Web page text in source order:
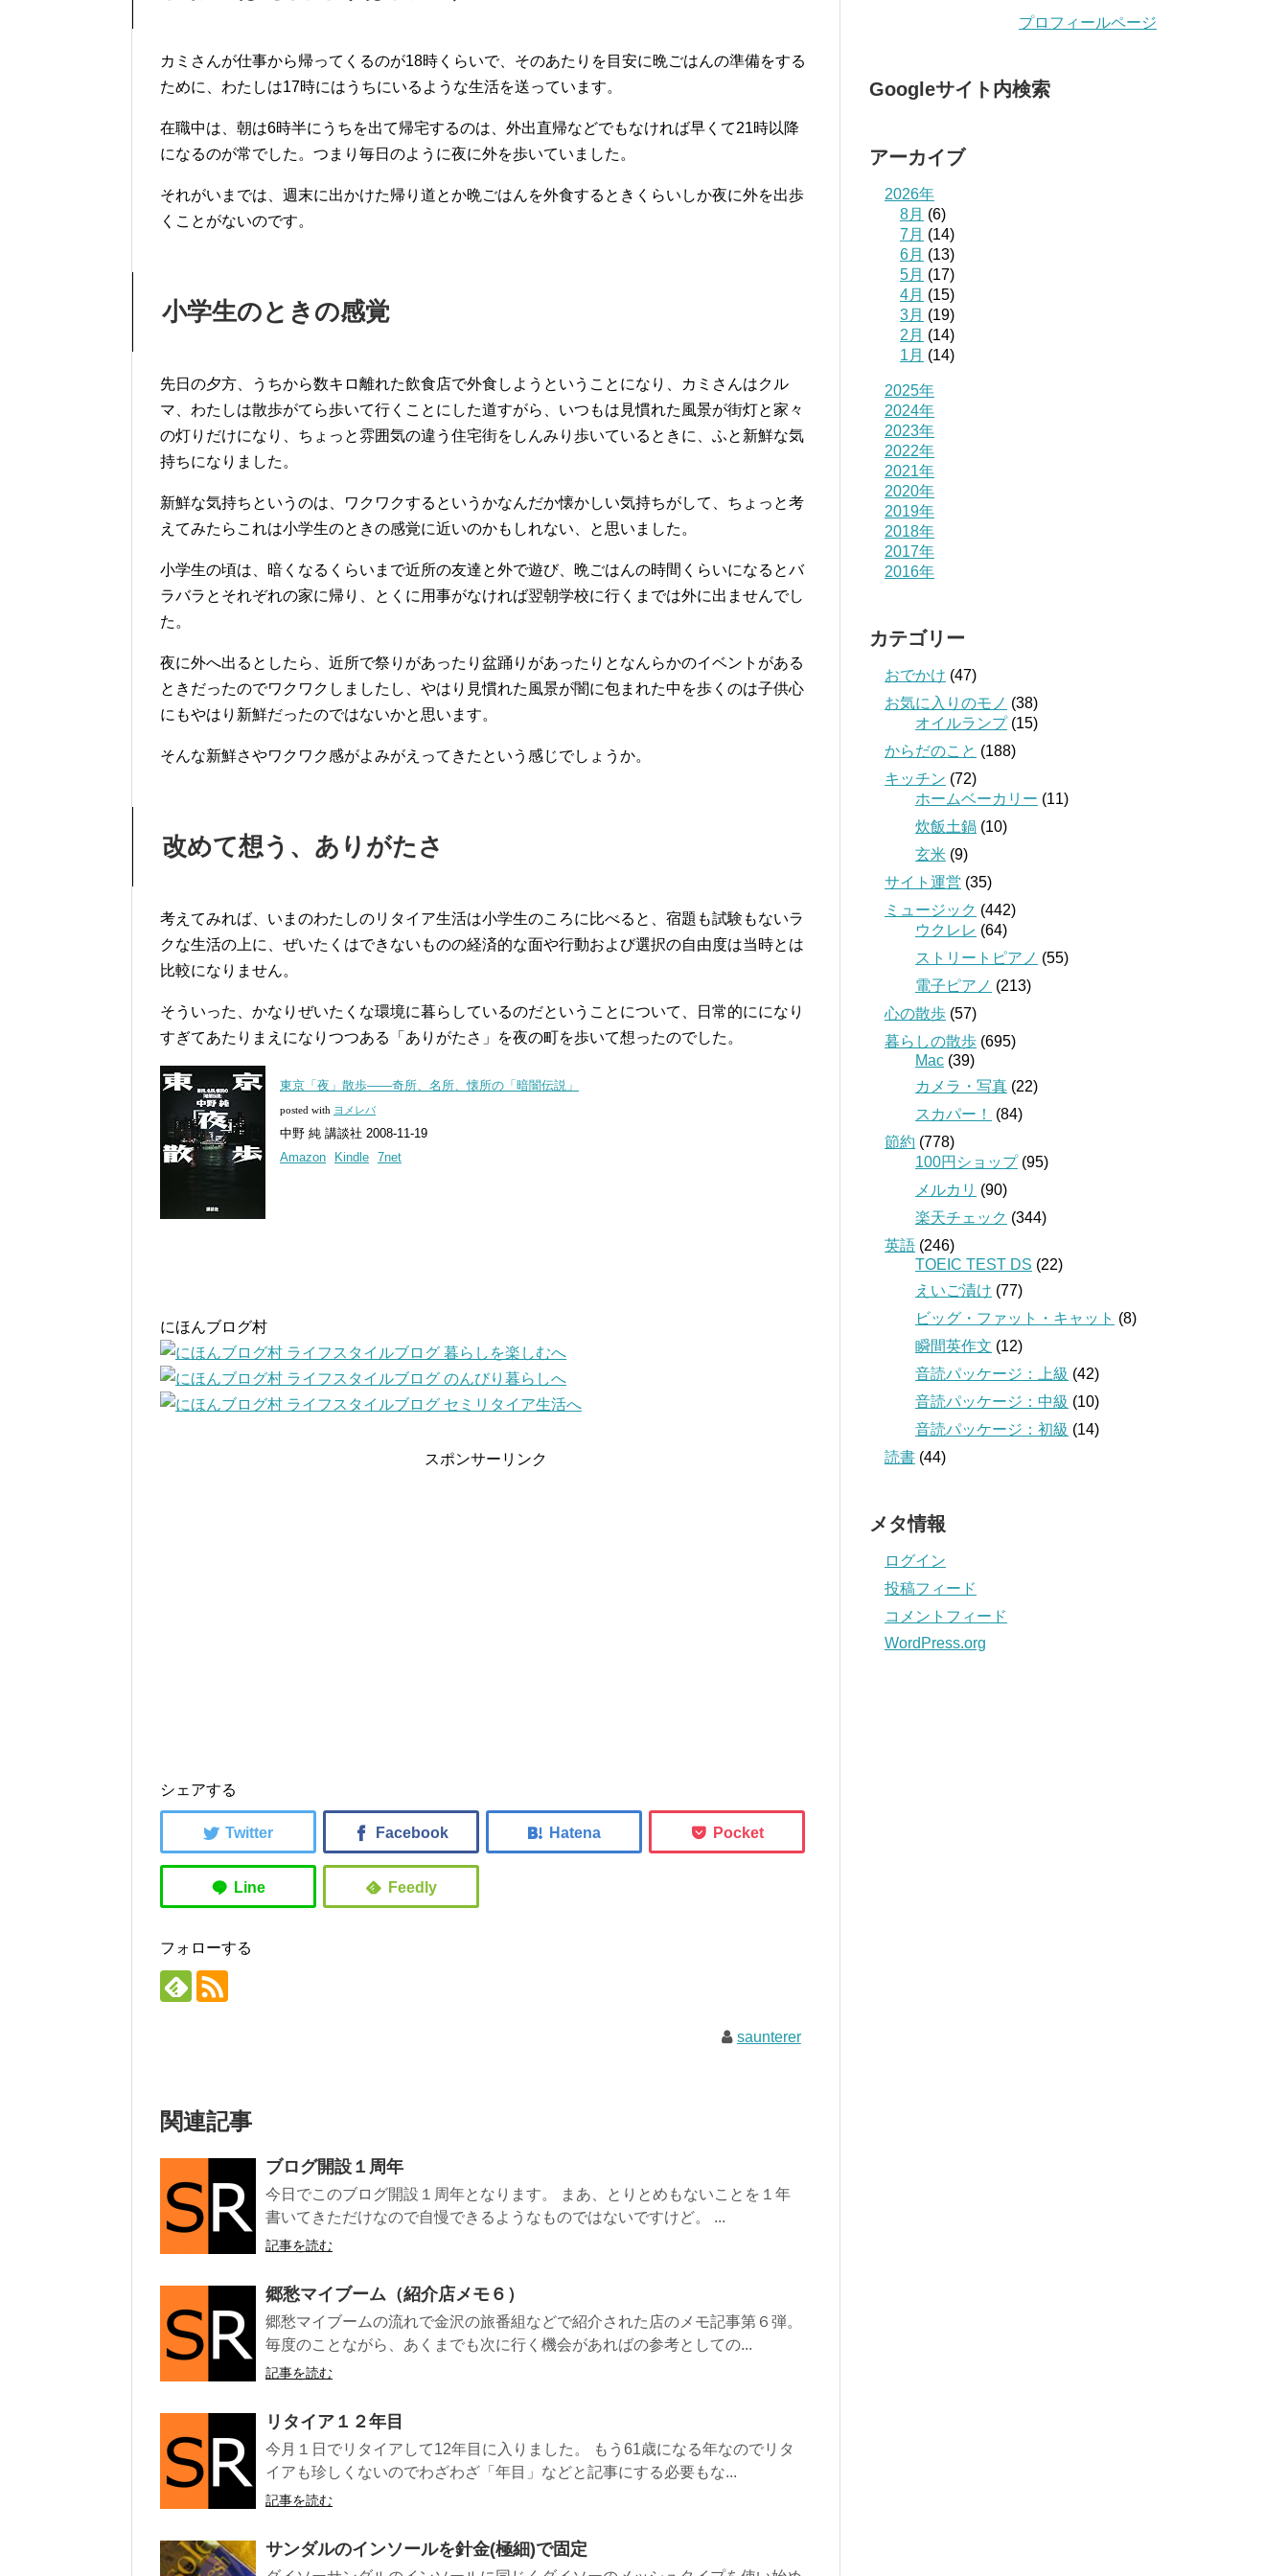
カミさんが仕事から帰ってくるのが18時くらいで、そのあたりを目安に晩ごはんの準備をする
ために、わたしは17時にはうちにいるような生活を送っています。
在職中は、朝は6時半にうちを出て帰宅するのは、外出直帰などでもなければ早くて21時以降
になるのが常でした。つまり毎日のように夜に外を歩いていました。
それがいまでは、週末に出かけた帰り道とか晩ごはんを外食するときくらいしか夜に外を出歩
くことがないのです。
小学生のときの感覚
先日の夕方、うちから数キロ離れた飲食店で外食しようということになり、カミさんはクル
マ、わたしは散歩がてら歩いて行くことにした道すがら、いつもは見慣れた風景が街灯と家々
の灯りだけになり、ちょっと雰囲気の違う住宅街をしんみり歩いているときに、ふと新鮮な気
持ちになりました。
新鮮な気持ちというのは、ワクワクするというかなんだか懐かしい気持ちがして、ちょっと考
えてみたらこれは小学生のときの感覚に近いのかもしれない、と思いました。
小学生の頃は、暗くなるくらいまで近所の友達と外で遊び、晩ごはんの時間くらいになるとバ
ラバラとそれぞれの家に帰り、とくに用事がなければ翌朝学校に行くまでは外に出ませんでし
た。
夜に外へ出るとしたら、近所で祭りがあったり盆踊りがあったりとなんらかのイベントがある
ときだったのでワクワクしましたし、やはり見慣れた風景が闇に包まれた中を歩くのは子供心
にもやはり新鮮だったのではないかと思います。
そんな新鮮さやワクワク感がよみがえってきたという感じでしょうか。
改めて想う、ありがたさ
考えてみれば、いまのわたしのリタイア生活は小学生のころに比べると、宿題も試験もないラ
クな生活の上に、ぜいたくはできないものの経済的な面や行動および選択の自由度は当時とは
比較になりません。
そういった、かなりぜいたくな環境に暮らしているのだということについて、日常的にになり
すぎてあたりまえになりつつある「ありがたさ」を夜の町を歩いて想ったのでした。
東京「夜」散歩――奇所、名所、懐所の「暗闇伝説」
posted with ヨメレバ
中野 純 講談社 2008-11-19
Amazon
Kindle 7net
にほんブログ村
スポンサーリンク
シェアする
フォローする
saunterer
関連記事
ブログ開設１周年
今日でこのブログ開設１周年となります。 まあ、とりとめもないことを１年
書いてきただけなので自慢できるようなものではないですけど。 ...
記事を読む
郷愁マイブーム（紹介店メモ６）
郷愁マイブームの流れで金沢の旅番組などで紹介された店のメモ記事第６弾。
毎度のことながら、あくまでも次に行く機会があればの参考としての...
記事を読む
リタイア１２年目
今月１日でリタイアして12年目に入りました。 もう61歳になる年なのでリタ
イアも珍しくないのでわざわざ「年目」などと記事にする必要もな...
記事を読む
サンダルのインソールを針金(極細)で固定
プロフィールページ
Googleサイト内検索
アーカイブ
2026年
8月 (6)
7月 (14)
6月 (13)
5月 (17)
4月 (15)
3月 (19)
2月 (14)
1月 (14)
2025年
2024年
2023年
2022年
2021年
2020年
2019年
2018年
2017年
2016年
カテゴリー
おでかけ (47)
お気に入りのモノ (38)
オイルランプ(15)
からだのこと (188)
キッチン (72)
ホームベーカリー (11)
炊飯土鍋 (10)
玄米 (9)
サイト運営 (35)
ミュージック (442)
ウクレレ (64)
ストリートピアノ (55)
電子ピアノ (213)
心の散歩 (57)
暮らしの散歩 (695)
Mac (39)
カメラ・写真 (22)
スカパー！
(84)
節約 (778)
100円ショップ(95)
メルカリ (90)
楽天チェック (344)
英語 (246)
TOEIC TEST DS (22)
えいご漬け (77)
ビッグ・ファット・キャット (8)
瞬間英作文 (12)
音読パッケージ：上級 (42)
音読パッケージ：中級 (10)
音読パッケージ：初級 (14)
読書 (44)
メタ情報
ログイン
投稿フィード
コメントフィード
WordPress.org